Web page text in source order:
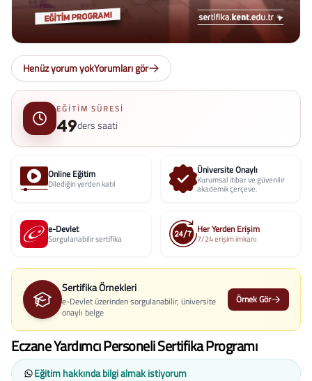
Henüz yorum yokYorumları gör
EĞITIM SÜRESI
49ders saati
Online Eğitim
Dilediğin yerden katıl
Üniversite Onaylı
Kurumsal itibar ve güvenilir
akademik çerçeve.
e-Devlet
Sorgulanabilir sertifika
Her Yerden Erişim
7/24 erişim imkanı
Sertifika Örnekleri
e-Devlet üzerinden sorgulanabilir, üniversite
onaylı belge
Örnek Gör
Eczane Yardımcı Personeli Sertifika Programı
Eğitim hakkında bilgi almak istiyorum